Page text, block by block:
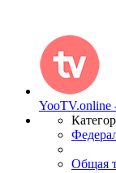
YooTV.online
Общая